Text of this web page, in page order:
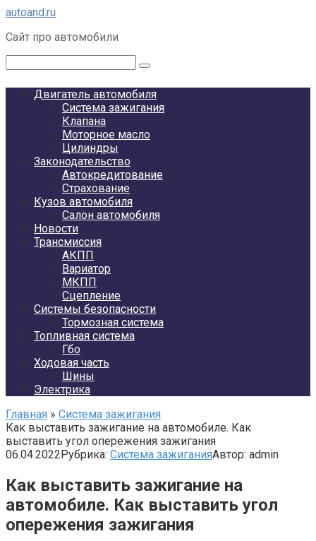
Перейти
контенту
autoand.ru
Сайт про автомобили
Двигатель автомобиля
Система зажигания
Клапана
Моторное масло
Цилиндры
Законодательство
Автокредитование
Страхование
Кузов автомобиля
Салон автомобиля
Новости
Трансмиссия
АКПП
Вариатор
МКПП
Сцепление
Системы безопасности
Тормозная система
Топливная система
Гбо
Ходовая часть
Шины
Электрика
Главная » Система зажигания
Как выставить зажигание на автомобиле. Как
выставить угол опережения зажигания
06.04.2022Рубрика: Система зажиганияАвтор: admin
Как выставить зажигание на
автомобиле. Как выставить угол
опережения зажигания